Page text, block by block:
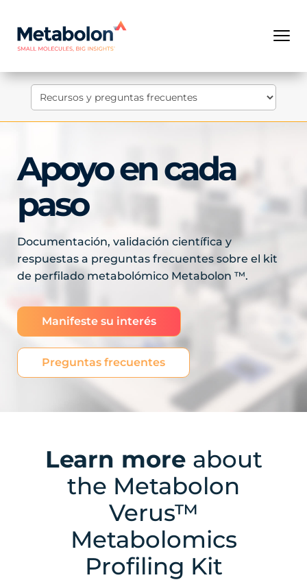
Apoyo en cada
paso
Documentación, validación científica y
respuestas a preguntas frecuentes sobre el kit
de perfilado metabolómico Metabolon ™.
Manifeste su interés
Preguntas frecuentes
Learn more about
the Metabolon
Verus™
Metabolomics
Profiling Kit